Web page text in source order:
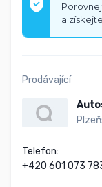
a získejte
Prodávající
Telefon:
+420 601 073